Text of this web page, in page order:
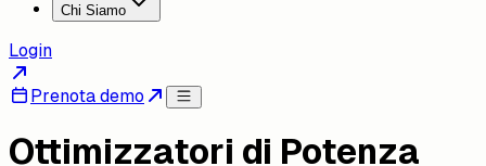
Chi Siamo
Login
Prenota demo
Ottimizzatori di Potenza